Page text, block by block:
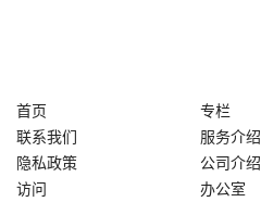
首页
专栏
联系我们
服务介绍
隐私政策
公司介绍
访问
办公室